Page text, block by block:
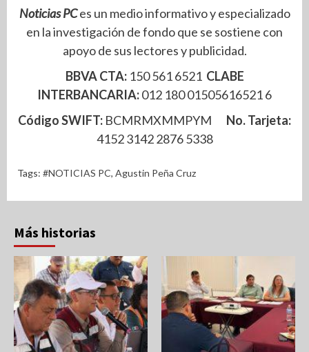
Noticias PCes un medio informativo y especializado
en la investigación de fondo que se sostiene con
apoyo de sus lectores y publicidad.
BBVA CTA: 150 561 6521 CLABE
INTERBANCARIA:012 180 01505616521 6
Código SWIFT: BCMRMXMMPYM No. Tarjeta:
4152 3142 2876 5338
Tags: #NOTICIAS PC, Agustin Peña Cruz
Más historias